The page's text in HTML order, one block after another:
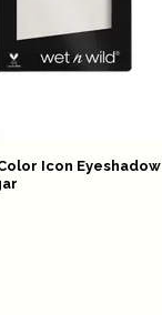
Icon Eyeshadow